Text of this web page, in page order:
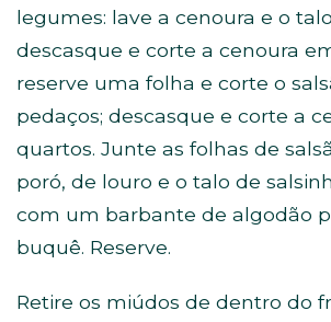
legumes: lave a cenoura e o
descasque e corte a cenoura
reserve uma folha e corte o
pedaços; descasque e corte a
quartos. Junte as folhas de
poró, de louro e o talo de
com um barbante de algodão
buquê. Reserve.
Retire os miúdos de dentro do